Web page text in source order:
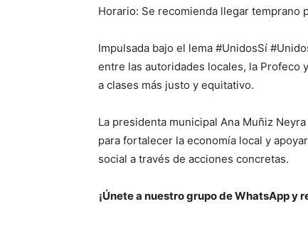
Horario: Se recomienda llegar temprano
Impulsada bajo el lema #UnidosSí
entre las autoridades locales, la Profeco
a clases más justo y equitativo.
La presidenta municipal Ana Muñiz
para fortalecer la economía local y
social a través de acciones concretas.
¡Únete a nuestro grupo de WhatsApp y